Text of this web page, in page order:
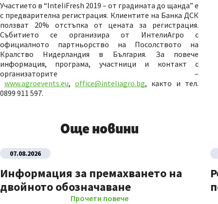
Участието в “InteliFresh 2019 – от градината до щанда” е
с предварителна регистрация. Клиентите на Банка ДСК
ползват 20% отстъпка от цената за регистрация.
Събитието се организира от ИнтелиАгро с
официалното партньорство на Посолството на
Кралство Нидерландия в България. За повече
информация, програма, участници и контакт с
организаторите –
www.agroevents.eu, office@inteliagro.bg, както и тел.
0899 911 597.
Още новини
07.08.2026
Информация за премахването на
двойното обозначаване
Прочети повече